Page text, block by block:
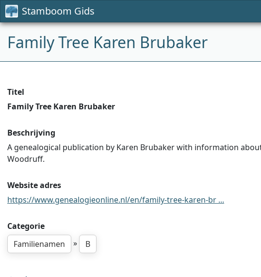
Stamboom Gids
Family Tree Karen Brubaker
Titel
Family Tree Karen Brubaker
Beschrijving
A genealogical publication by Karen Brubaker with information
Woodruff.
Website adres
https://www.genealogieonline.nl/en/family-tree-karen-br ...
Categorie
Familienamen
» B